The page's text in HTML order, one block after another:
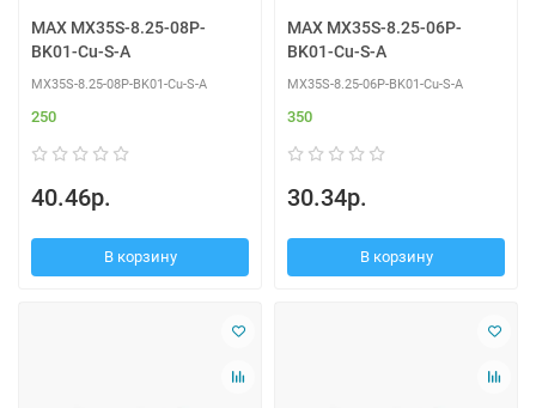
MAX MX35S-8.25-08P-
BK01-Cu-S-A
MX35S-8.25-08P-BK01-Cu-S-A
250
40.46р.
В корзину
MAX MX35S-8.25-06P-
BK01-Cu-S-A
MX35S-8.25-06P-BK01-Cu-S-A
350
30.34р.
В корзину